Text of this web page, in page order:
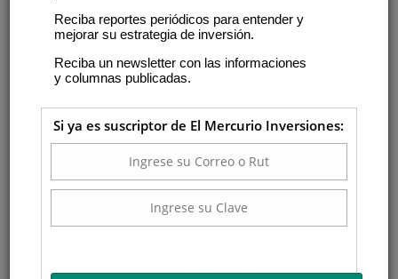
Reciba reportes periódicos para entender y
mejorar su estrategia de inversión.
Reciba un newsletter con las informaciones
y columnas publicadas.
Si ya es suscriptor de El Mercurio Inversiones: